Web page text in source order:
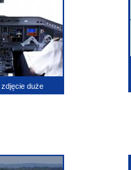
zdjęcie duże